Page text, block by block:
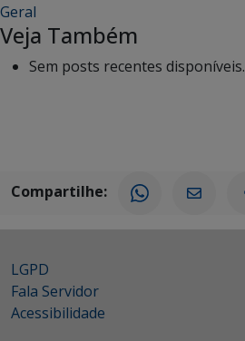
Geral
Veja Também
Sem posts recentes disponíveis.
Compartilhe:
LGPD
Fala Servidor
Acessibilidade